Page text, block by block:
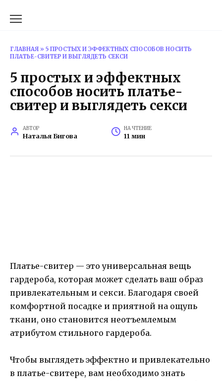
ГЛАВНАЯ » 5 ПРОСТЫХ И ЭФФЕКТНЫХ СПОСОБОВ НОСИТЬ
ПЛАТЬЕ-СВИТЕР И ВЫГЛЯДЕТЬ СЕКСИ
5 простых и эффектных
способов носить платье-
свитер и выглядеть секси
АВТОР
Наталья Бигова
НА ЧТЕНИЕ
11 мин
Платье-свитер — это универсальная вещь
гардероба, которая может сделать ваш образ
привлекательным и секси. Благодаря своей
комфортной посадке и приятной на ощупь
ткани, оно становится неотъемлемым
атрибутом стильного гардероба.
Чтобы выглядеть эффектно и привлекательно
в платье-свитере, вам необходимо знать